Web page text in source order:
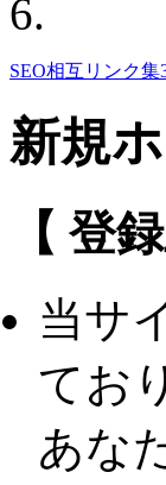
SEO相互リンク集
新規
【 登
当サ
てお
あな